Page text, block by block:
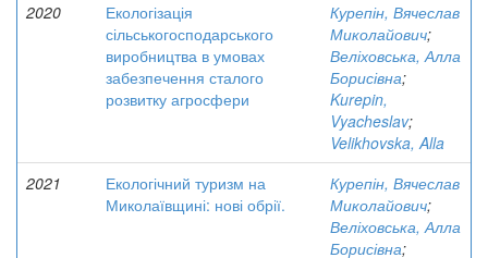
2020
Екологізація
сільськогосподарського
виробництва в умовах
забезпечення сталого
розвитку агросфери
Курепін, Вячеслав
Миколайович;
Веліховська, Алла
Борисівна;
Kurepin,
Vyacheslav;
Velikhovska, Alla
2021
Екологічний туризм на
Миколаївщині: нові обрії.
Курепін, Вячеслав
Миколайович;
Веліховська, Алла
Борисівна;